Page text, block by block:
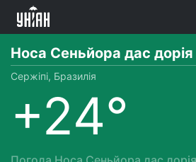
Носа Сеньйора дас дорія
Сержіпі, Бразилія
+24°